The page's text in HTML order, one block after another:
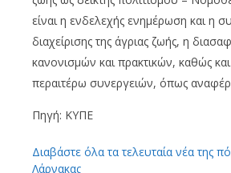
είναι η ενδελεχής ενημέρωση και η
διαχείρισης της άγριας ζωής, η
κανονισμών και πρακτικών, καθώς
περαιτέρω συνεργειών, όπως
Πηγή: ΚΥΠΕ
Διαβάστε όλα τα τελευταία νέα της
Λάρνακας